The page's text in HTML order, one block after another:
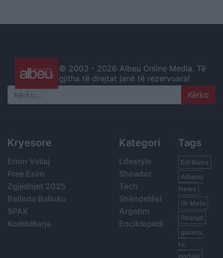
© 2003 - 2026 Albeu Online Media. Të
gjitha të drejtat janë të rezervuara!
Search
Kryesore
Erion Veliaj
Free Esim
Zgjedhjet 2025
Belinda Balluku
SPAK
Kombëtarja
Kategori
Lifestyle
Showbiz
Tech
Shëndetësi
Argetim
Enciklopedi
Tags
Edi Rama
Albania
News
Ilir Meta
Piranjat
gazeta,
tv,
portale